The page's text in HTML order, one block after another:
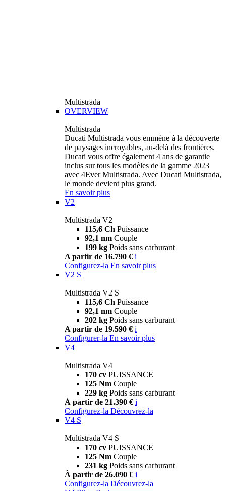
Multistrada
OVERVIEW
Multistrada
Ducati Multistrada vous emmène à la découverte
de paysages incroyables, au-delà des frontières.
Ducati vous offre également 4 ans de garantie
inclus sur tous les modèles de la gamme 2023
avec 4Ever Multistrada. Avec Ducati Multistrada,
le monde devient plus grand.
En savoir plus
V2
Multistrada V2
115,6 Ch Puissance
92,1 nm Couple
199 kg Poids sans carburant
A partir de 16.790 € i
Configurez-la En savoir plus
V2 S
Multistrada V2 S
115,6 Ch Puissance
92,1 nm Couple
202 kg Poids sans carburant
A partir de 19.590 € i
Configurer-la En savoir plus
V4
Multistrada V4
170 cv PUISSANCE
125 Nm Couple
229 kg Poids sans carburant
À partir de 21.390 € i
Configurez-la Découvrez-la
V4 S
Multistrada V4 S
170 cv PUISSANCE
125 Nm Couple
231 kg Poids sans carburant
À partir de 26.090 € i
Configurez-la Découvrez-la